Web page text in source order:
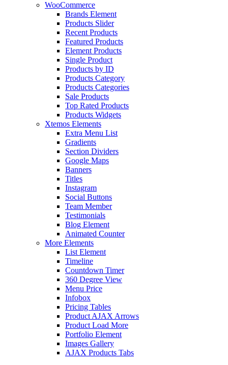
WooCommerce
Brands Element
Products Slider
Recent Products
Featured Products
Element Products
Single Product
Products by ID
Products Category
Products Categories
Sale Products
Top Rated Products
Products Widgets
Xtemos Elements
Extra Menu List
Gradients
Section Dividers
Google Maps
Banners
Titles
Instagram
Social Buttons
Team Member
Testimonials
Blog Element
Animated Counter
More Elements
List Element
Timeline
Countdown Timer
360 Degree View
Menu Price
Infobox
Pricing Tables
Product AJAX Arrows
Product Load More
Portfolio Element
Images Gallery
AJAX Products Tabs